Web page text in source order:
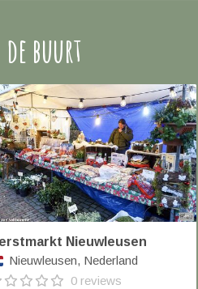
buurt
Nieuwleusen
Nieuwleusen, Nederland
0 reviews